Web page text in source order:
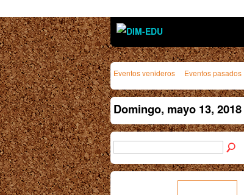
Eventos venideros Eventos pasados
Domingo, mayo 13, 2018